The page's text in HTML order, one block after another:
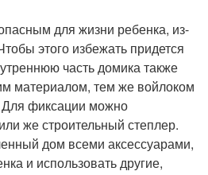
для жизни ребенка, из-
этого избежать придется
часть домика также
материалом, тем же войлоком
фиксации можно
же строительный степлер.
дом всеми аксессуарами,
и использовать другие,